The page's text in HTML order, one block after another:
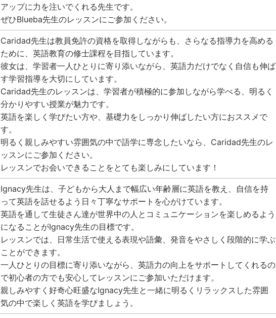
アップに力を注いでくれる先生です。
ぜひBlueba先生のレッスンにご参加ください。
Caridad先生は教員免許の資格を取得しながらも、さらなる指導力を高める
ために、英語教育の修士課程を目指しています。
彼女は、学習者一人ひとりに寄り添いながら、英語力だけでなく自信も伸ば
す学習指導を大切にしています。
Caridad先生のレッスンは、学習者が積極的に参加しながら学べる、明るく
分かりやすい授業が魅力です。
英語を楽しく学びたい方や、基礎力をしっかり伸ばしたい方におススメで
す。
明るく親しみやすい雰囲気の中で語学に専念したいなら、Caridad先生のレ
ッスンにご参加ください。
レッスンでお会いできることをとても楽しみにしています！
Ignacy先生は、子どもから大人まで幅広い年齢層に英語を教え、自信を持
って英語を話せるよう日々丁寧なサポートを心がけています。
英語を通して生徒さん達が世界中の人とコミュニケーションを楽しめるよう
になることがIgnacy先生の目標です。
レッスンでは、日常生活で使える表現や語彙、発音をやさしく段階的に学ぶ
ことができます。
一人ひとりの目標に寄り添いながら、英語力の向上をサポートしてくれるの
で初心者の方でも安心してレッスンにご参加いただけます。
親しみやすく好奇心旺盛なIgnacy先生と一緒に明るくリラックスした雰囲
気の中で楽しく英語を学びましょう。